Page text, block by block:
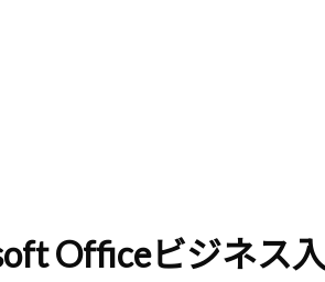
Officeビジネス